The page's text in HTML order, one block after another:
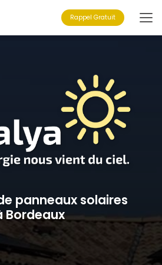
Rappel Gratuit
panneaux solaires
Bordeaux